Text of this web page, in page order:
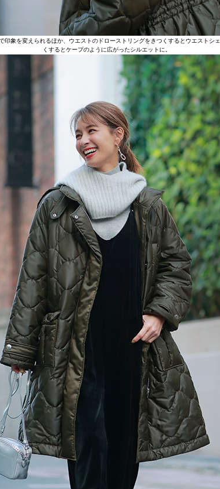
印象を変えられるほか、ウエストのドローストリングをきつくするとウエストシ
くするとケープのように広がったシルエットに。